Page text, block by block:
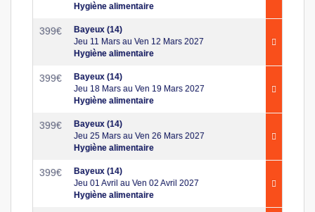
Hygiène alimentaire
399€
Bayeux (14)
Jeu 11 Mars au Ven 12 Mars 2027
Hygiène alimentaire
399€
Bayeux (14)
Jeu 18 Mars au Ven 19 Mars 2027
Hygiène alimentaire
399€
Bayeux (14)
Jeu 25 Mars au Ven 26 Mars 2027
Hygiène alimentaire
399€
Bayeux (14)
Jeu 01 Avril au Ven 02 Avril 2027
Hygiène alimentaire